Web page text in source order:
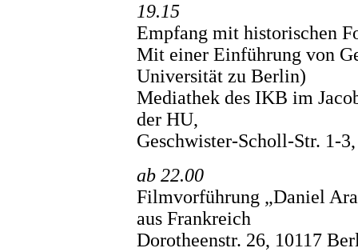
19.15
Empfang mit historischen
Mit einer Einführung von
Universität zu Berlin)
Mediathek des IKB im
der HU,
Geschwister-Scholl-Str. 1-
ab 22.00
Filmvorführung „Daniel
aus Frankreich
Dorotheenstr. 26, 10117